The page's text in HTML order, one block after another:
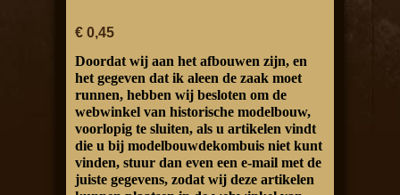
€ 0,45
Doordat wij aan het afbouwen zijn, en
het gegeven dat ik aleen de zaak moet
runnen, hebben wij besloten om de
webwinkel van historische modelbouw,
voorlopig te sluiten, als u artikelen vindt
die u bij modelbouwdekombuis niet kunt
vinden, stuur dan even een e-mail met de
juiste gegevens, zodat wij deze artikelen